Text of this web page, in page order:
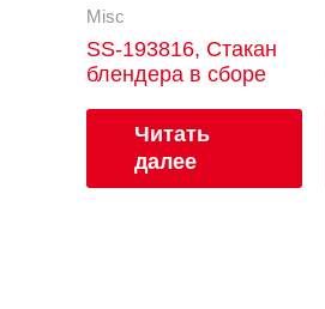
Misc
SS-193816, Стакан
блендера в сборе
Читать
далее